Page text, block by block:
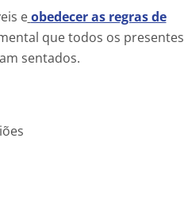
e obedecer as regras de
que todos os presentes
sentados.